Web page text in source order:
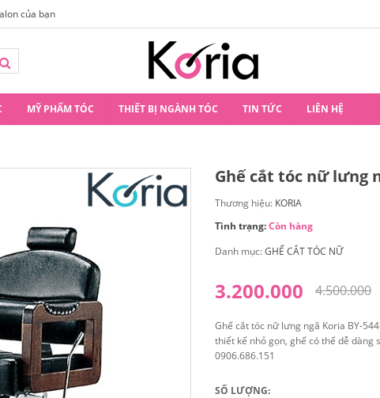
của bạn Hướng Dẫn Tất Tần Tật Về Những Kiểu Tóc
MỸ PHẨM TÓC THIẾT BỊ NGÀNH TÓC TIN TỨC LIÊN HỆ
Ghế cắt tóc nữ lưng
Thương hiệu: KORIA
Tình trạng:Còn hàng
Danh mục:GHẾ CẮT TÓC NỮ
4.500.000
3.200.000
Ghế cắt tóc nữ lưng ngã Koria BY-
thiết kế nhỏ gọn, ghế có thể dễ dàng
0906.686.151
SỐ LƯỢNG: